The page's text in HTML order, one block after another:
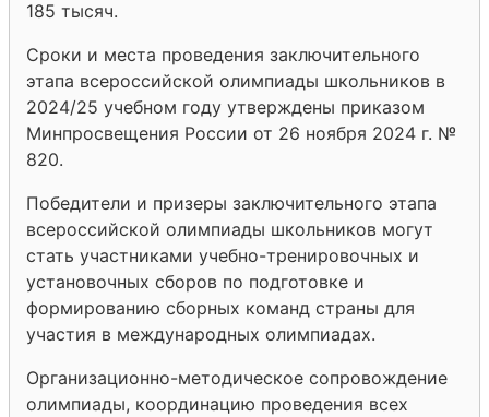
185 тысяч.
Сроки и места проведения заключительного
этапа всероссийской олимпиады школьников в
2024/25 учебном году утверждены приказом
Минпросвещения России от 26 ноября 2024 г. №
820.
Победители и призеры заключительного этапа
всероссийской олимпиады школьников могут
стать участниками учебно-тренировочных и
установочных сборов по подготовке и
формированию сборных команд страны для
участия в международных олимпиадах.
Организационно-методическое сопровождение
олимпиады, координацию проведения всех